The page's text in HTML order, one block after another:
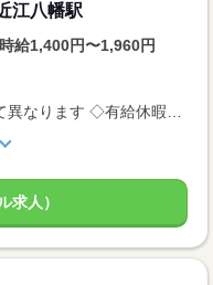
江八幡駅
給1,400円〜1,960円
◇土日祝休み ※勤務先によって異なります ◇有給休暇あり（入社6ヵ月後に10日付与） ◇産休・育休制度あり 休日多めの職場が多いでが、 月給制なので給料は安定です！
求人）